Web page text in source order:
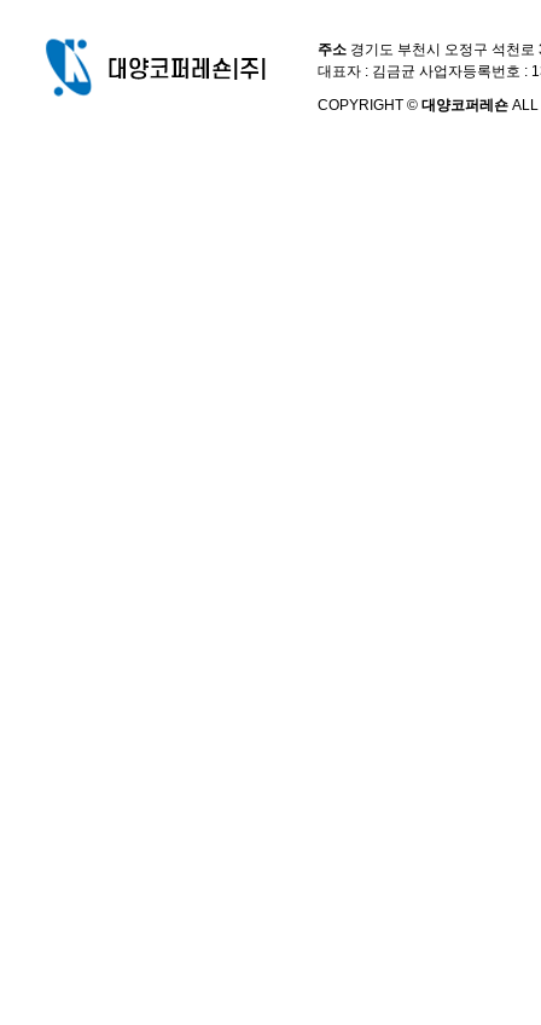
주소 경기도 부천시 오정구 석천
대표자 : 김금균 사업자등록번호 :
COPYRIGHT © 대양코퍼레숀 ALL